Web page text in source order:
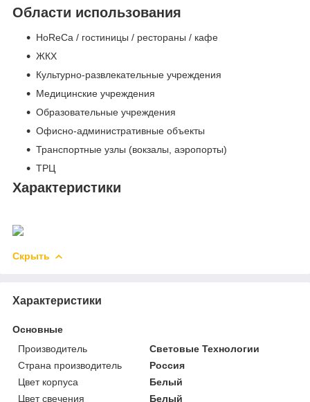
Области использования
HoReCa / гостиницы / рестораны / кафе
ЖКХ
Культурно-развлекательные учреждения
Медицинские учреждения
Образовательные учреждения
Офисно-административные объекты
Транспортные узлы (вокзалы, аэропорты)
ТРЦ
Характеристики
Скрыть
Характеристики
Основные
Производитель
Световые Технологии
Страна производитель
Россия
Цвет корпуса
Белый
Цвет свечения
Белый